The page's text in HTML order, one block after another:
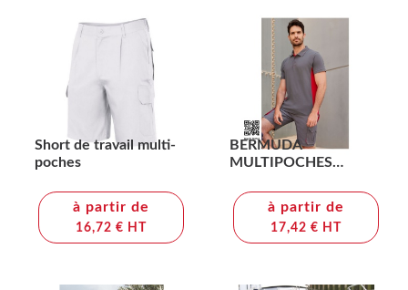
Short de travail multi-
poches
à partir de
16,72 € HT
BERMUDA
MULTIPOCHES
à partir de
17,42 € HT